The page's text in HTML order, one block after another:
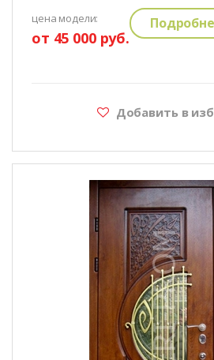
цена модели:
от 45 000 руб.
Добавить в